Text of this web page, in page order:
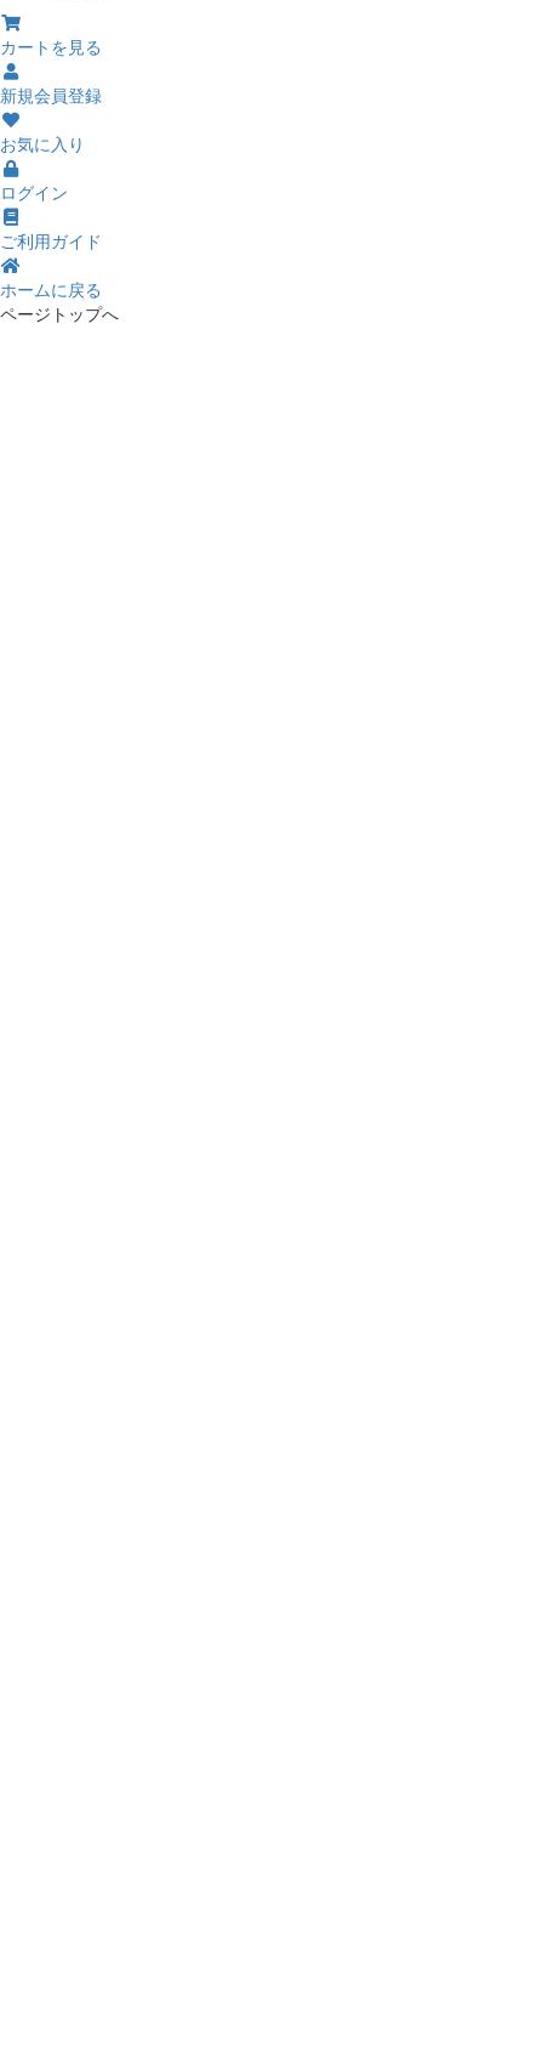
カートを見る
新規会員登録
お気に入り
ログイン
ご利用ガイド
ホームに戻る
ページトップへ